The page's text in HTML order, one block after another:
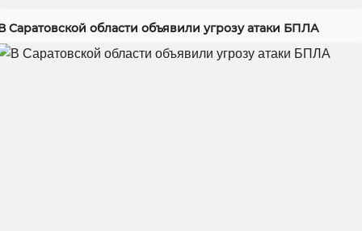
Саратовской области объявили угрозу атаки БПЛА